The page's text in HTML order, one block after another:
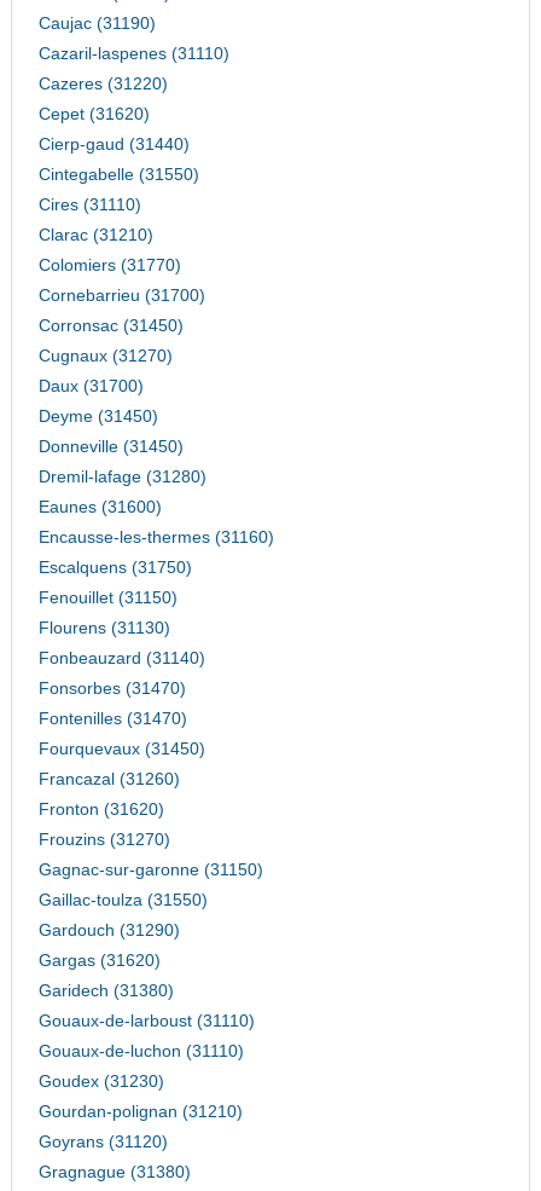
Caujac (31190)
Cazaril-laspenes (31110)
Cazeres (31220)
Cepet (31620)
Cierp-gaud (31440)
Cintegabelle (31550)
Cires (31110)
Clarac (31210)
Colomiers (31770)
Cornebarrieu (31700)
Corronsac (31450)
Cugnaux (31270)
Daux (31700)
Deyme (31450)
Donneville (31450)
Dremil-lafage (31280)
Eaunes (31600)
Encausse-les-thermes (31160)
Escalquens (31750)
Fenouillet (31150)
Flourens (31130)
Fonbeauzard (31140)
Fonsorbes (31470)
Fontenilles (31470)
Fourquevaux (31450)
Francazal (31260)
Fronton (31620)
Frouzins (31270)
Gagnac-sur-garonne (31150)
Gaillac-toulza (31550)
Gardouch (31290)
Gargas (31620)
Garidech (31380)
Gouaux-de-larboust (31110)
Gouaux-de-luchon (31110)
Goudex (31230)
Gourdan-polignan (31210)
Goyrans (31120)
Gragnague (31380)